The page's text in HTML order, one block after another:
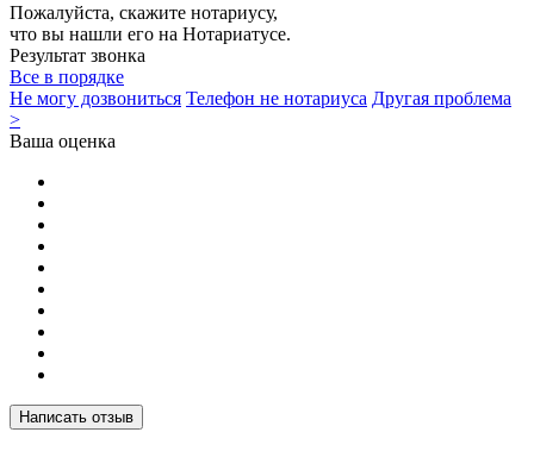
Пожалуйста, скажите нотариусу,
что вы нашли его на Нотариатусе.
Результат звонка
Все в порядке
Не могу дозвониться Телефон не нотариуса Другая проблема
>
Ваша оценка
Написать отзыв